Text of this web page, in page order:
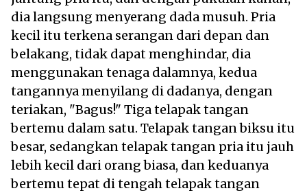
dia langsung menyerang dada musuh. Pria
kecil itu terkena serangan dari depan dan
belakang, tidak dapat menghindar, dia
menggunakan tenaga dalamnya, kedua
tangannya menyilang di dadanya, dengan
teriakan, "Bagus!" Tiga telapak tangan
bertemu dalam satu. Telapak tangan biksu itu
besar, sedangkan telapak tangan pria itu jauh
lebih kecil dari orang biasa, dan keduanya
bertemu tepat di tengah telapak tangan